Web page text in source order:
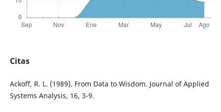
Citas
Ackoff, R. L. (1989). From Data to Wisdom. Journal of Applied
Systems Analysis, 16, 3-9.